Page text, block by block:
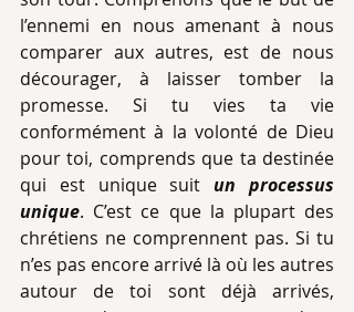
l’ennemi en nous amenant à nous
comparer aux autres, est de nous
décourager, à laisser tomber la
promesse. Si tu vies ta vie
conformément à la volonté de Dieu
pour toi, comprends que ta destinée
qui est unique suit un processus
unique. C’est ce que la plupart des
chrétiens ne comprennent pas. Si tu
n’es pas encore arrivé là où les autres
autour de toi sont déjà arrivés,